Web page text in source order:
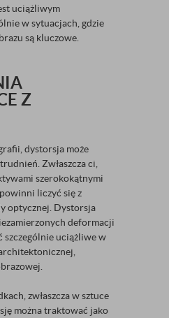
uciążliwym
w sytuacjach, gdzie
są kluczowe.
Z
dystorsja może
Zwłaszcza ci,
szerokokątnymi
liczyć się z
optycznej. Dystorsja
deformacji
szczególnie uciążliwe w
zwłaszcza w sztuce
można traktować jako